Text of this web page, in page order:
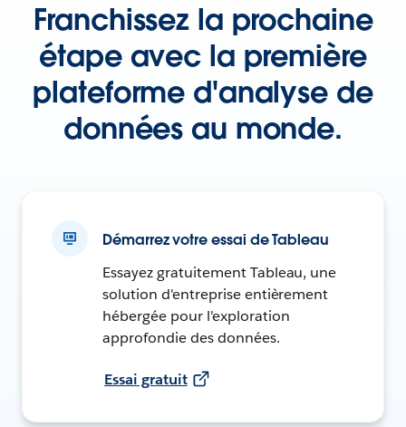
Franchissez la prochaine
étape avec la première
plateforme d'analyse de
données au monde.
Démarrez votre essai de Tableau
Essayez gratuitement Tableau, une
solution d'entreprise entièrement
hébergée pour l'exploration
approfondie des données.
Essai gratuit